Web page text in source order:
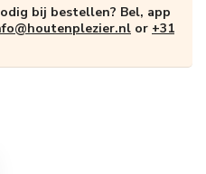
bij bestellen? Bel, app
or +31